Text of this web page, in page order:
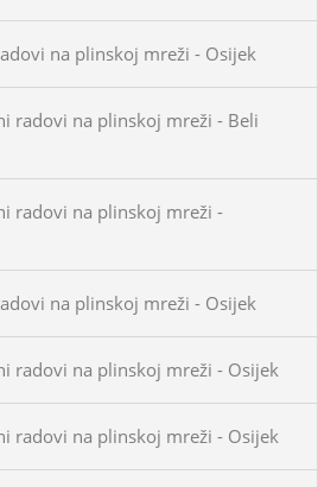
na plinskoj mreži - Osijek
radovi na plinskoj mreži - Beli
radovi na plinskoj mreži -
na plinskoj mreži - Osijek
radovi na plinskoj mreži - Osijek
radovi na plinskoj mreži - Osijek